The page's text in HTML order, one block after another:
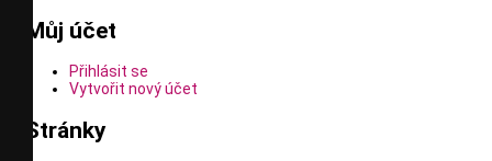
Můj účet
Přihlásit se
Vytvořit nový účet
Stránky